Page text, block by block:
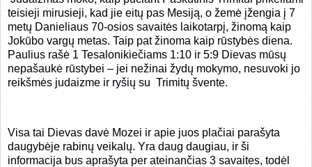
teisieji mirusieji, kad jie eitų pas Mesiją, o žemė įžengia į 7
metų Danieliaus 70-osios savaitės laikotarpį, žinomą kaip
Jokūbo vargų metas. Taip pat žinoma kaip rūstybės diena.
Paulius rašė 1 Tesalonikiečiams 1:10 ir 5:9 Dievas mūsų
nepašaukė rūstybei – jei nežinai žydų mokymo, nesuvoki jo
reikšmės judaizme ir ryšių su Trimitų švente.
Visa tai Dievas davė Mozei ir apie juos plačiai parašyta
daugybėje rabinų veikalų. Yra daug daugiau, ir ši
informacija bus aprašyta per ateinančias 3 savaites, todėl